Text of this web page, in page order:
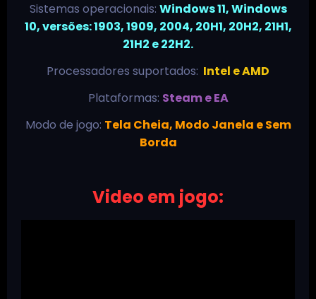
Sistemas operacionais: Windows 11, Windows
10, versões: 1903, 1909, 2004, 20H1, 20H2, 21H1,
21H2 e 22H2.
Processadores suportados: Intel e AMD
Plataformas: Steam e EA
Modo de jogo: Tela Cheia, Modo Janela e Sem
Borda
Video em jogo: